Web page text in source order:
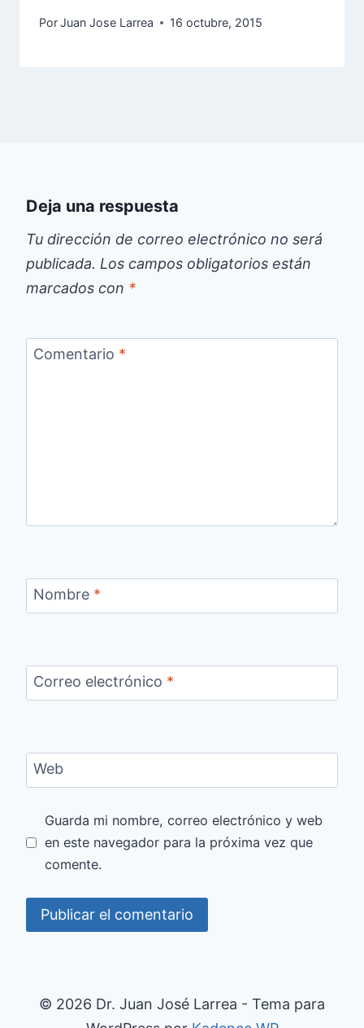
PorJuan Jose Larrea 16 octubre, 2015
Deja una respuesta
Tu dirección de correo electrónico no será
publicada. Los campos obligatorios están
marcados con *
Comentario *
Nombre *
Correo electrónico *
Web
Guarda mi nombre, correo electrónico y web
en este navegador para la próxima vez que
comente.
© 2026 Dr. Juan José Larrea - Tema para